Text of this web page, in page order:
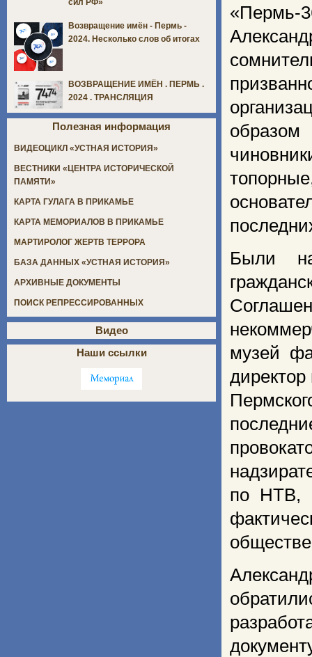
«Пермь-
образом
Были
музей
по НТВ,
сил РФ»
Возвращение имён - Пермь -
2024. Несколько слов об итогах
ВОЗВРАЩЕНИЕ ИМЁН . ПЕРМЬ .
2024 . ТРАНСЛЯЦИЯ
Полезная информация
ВИДЕОЦИКЛ «УСТНАЯ ИСТОРИЯ»
ВЕСТНИКИ «ЦЕНТРА ИСТОРИЧЕСКОЙ
ПАМЯТИ»
КАРТА ГУЛАГА В ПРИКАМЬЕ
КАРТА МЕМОРИАЛОВ В ПРИКАМЬЕ
МАРТИРОЛОГ ЖЕРТВ ТЕРРОРА
БАЗА ДАННЫХ «УСТНАЯ ИСТОРИЯ»
АРХИВНЫЕ ДОКУМЕНТЫ
ПОИСК РЕПРЕССИРОВАННЫХ
Видео
Наши ссылки